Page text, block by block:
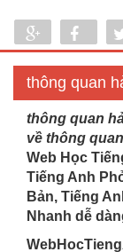
Share
thông quan
thông quan
về thông
Web Học
Tiếng Anh
Bản, Tiếng
Nhanh dễ